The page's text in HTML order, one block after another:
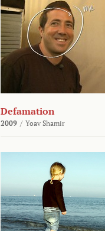
Defamation
2009 / Yoav Shamir